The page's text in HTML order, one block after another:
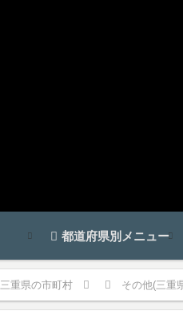
都道府県別メニュー
三重県の市町村 その他(三重